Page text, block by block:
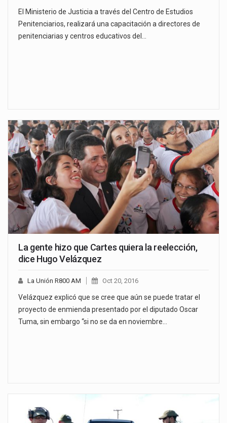
El Ministerio de Justicia a través del Centro de Estudios
Penitenciarios, realizará una capacitación a directores de
penitenciarias y centros educativos del…
La gente hizo que Cartes quiera la reelección,
dice Hugo Velázquez
La Unión R800 AM Oct 20, 2016
Velázquez explicó que se cree que aún se puede tratar el
proyecto de enmienda presentado por el diputado Oscar
Tuma, sin embargo “si no se da en noviembre…